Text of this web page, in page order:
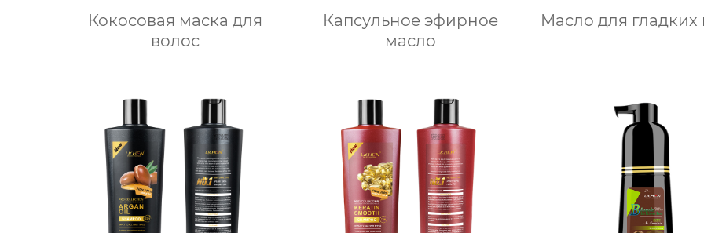
Кокосовая маска для
волос
Капсульное эфирное
масло
Масло для гладких